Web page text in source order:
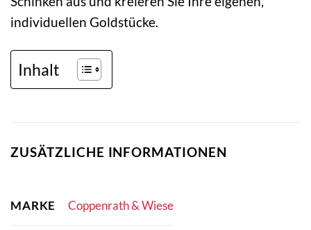
individuellen Goldstücke.
Inhalt
ZUSÄTZLICHE INFORMATIONEN
MARKE Coppenrath & Wiese